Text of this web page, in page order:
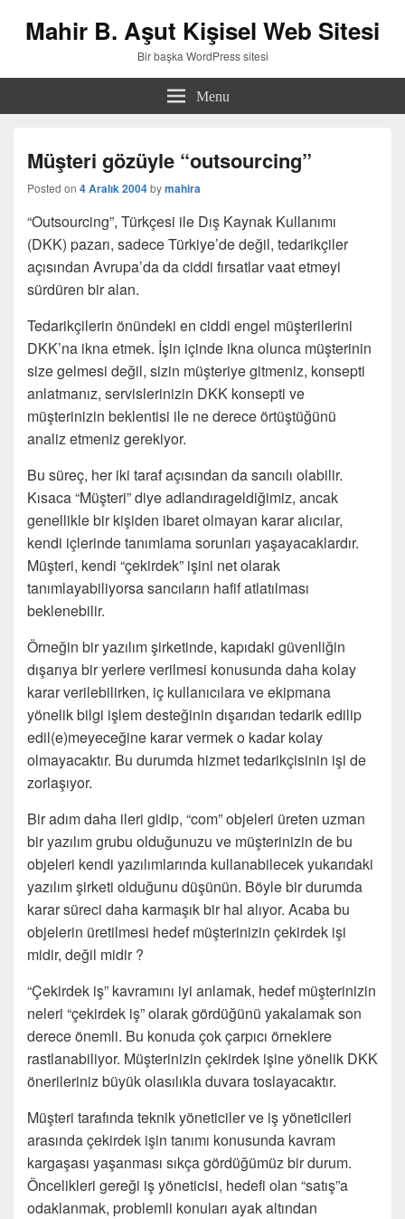
Mahir B. Aşut Kişisel Web Sitesi
Bir başka WordPress sitesi
Menu
Müşteri gözüyle “outsourcing”
Posted on 4 Aralık 2004bymahira
“Outsourcing”, Türkçesi ile Dış Kaynak Kullanımı
(DKK) pazarı, sadece Türkiye’de değil, tedarikçiler
açısından Avrupa’da da ciddi fırsatlar vaat etmeyi
sürdüren bir alan.
Tedarikçilerin önündeki en ciddi engel müşterilerini
DKK’na ikna etmek. İşin içinde ikna olunca müşterinin
size gelmesi değil, sizin müşteriye gitmeniz, konsepti
anlatmanız, servislerinizin DKK konsepti ve
müşterinizin beklentisi ile ne derece örtüştüğünü
analiz etmeniz gerekiyor.
Bu süreç, her iki taraf açısından da sancılı olabilir.
Kısaca “Müşteri” diye adlandırageldiğimiz, ancak
genellikle bir kişiden ibaret olmayan karar alıcılar,
kendi içlerinde tanımlama sorunları yaşayacaklardır.
Müşteri, kendi “çekirdek” işini net olarak
tanımlayabiliyorsa sancıların hafif atlatılması
beklenebilir.
Örneğin bir yazılım şirketinde, kapıdaki güvenliğin
dışarıya bir yerlere verilmesi konusunda daha kolay
karar verilebilirken, iç kullanıcılara ve ekipmana
yönelik bilgi işlem desteğinin dışarıdan tedarik edilip
edil(e)meyeceğine karar vermek o kadar kolay
olmayacaktır. Bu durumda hizmet tedarikçisinin işi de
zorlaşıyor.
Bir adım daha ileri gidip, “com” objeleri üreten uzman
bir yazılım grubu olduğunuzu ve müşterinizin de bu
objeleri kendi yazılımlarında kullanabilecek yukarıdaki
yazılım şirketi olduğunu düşünün. Böyle bir durumda
karar süreci daha karmaşık bir hal alıyor. Acaba bu
objelerin üretilmesi hedef müşterinizin çekirdek işi
midir, değil midir ?
“Çekirdek iş” kavramını iyi anlamak, hedef müşterinizin
neleri “çekirdek iş” olarak gördüğünü yakalamak son
derece önemli. Bu konuda çok çarpıcı örneklere
rastlanabiliyor. Müşterinizin çekirdek işine yönelik DKK
önerileriniz büyük olasılıkla duvara toslayacaktır.
Müşteri tarafında teknik yöneticiler ve iş yöneticileri
arasında çekirdek işin tanımı konusunda kavram
kargaşası yaşanması sıkça gördüğümüz bir durum.
Öncelikleri gereği iş yöneticisi, hedefi olan “satış”a
odaklanmak, problemli konuları ayak altından